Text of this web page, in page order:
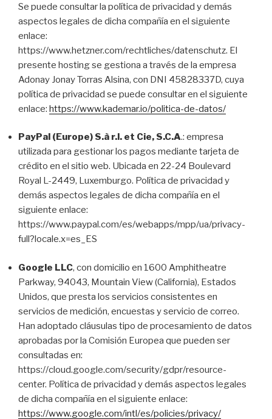
Se puede consultar la política de privacidad y demás
aspectos legales de dicha compañía en el siguiente
enlace:
https://www.hetzner.com/rechtliches/datenschutz. El
presente hosting se gestiona a través de la empresa
Adonay Jonay Torras Alsina, con DNI 45828337D, cuya
política de privacidad se puede consultar en el siguiente
enlace: https://www.kademar.io/politica-de-datos/
PayPal (Europe) S.à r.l. et Cie, S.C.A.: empresa
utilizada para gestionar los pagos mediante tarjeta de
crédito en el sitio web. Ubicada en 22-24 Boulevard
Royal L-2449, Luxemburgo. Política de privacidad y
demás aspectos legales de dicha compañía en el
siguiente enlace:
https://www.paypal.com/es/webapps/mpp/ua/privacy-
full?locale.x=es_ES
Google LLC, con domicilio en 1600 Amphitheatre
Parkway, 94043, Mountain View (California), Estados
Unidos, que presta los servicios consistentes en
servicios de medición, encuestas y servicio de correo.
Han adoptado cláusulas tipo de procesamiento de datos
aprobadas por la Comisión Europea que pueden ser
consultadas en:
https://cloud.google.com/security/gdpr/resource-
center. Política de privacidad y demás aspectos legales
de dicha compañía en el siguiente enlace:
https://www.google.com/intl/es/policies/privacy/